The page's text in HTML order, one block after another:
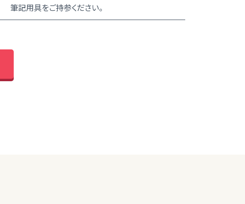
筆記用具をご持参ください。